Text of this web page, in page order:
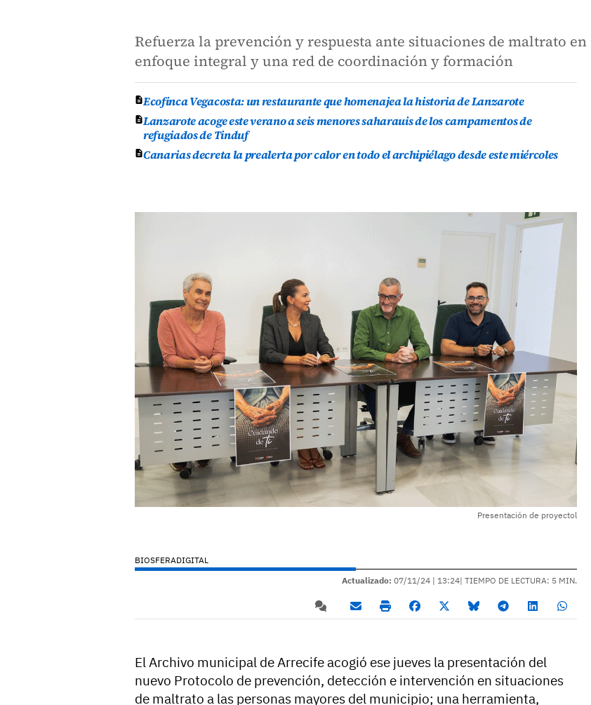
Refuerza la prevención y respuesta ante situaciones de maltrato
enfoque integral y una red de coordinación y formación
Ecofinca Vegacosta: un restaurante que homenajea la historia de Lanzarote
Lanzarote acoge este verano a seis menores saharauis de los campamentos de
refugiados de Tinduf
Canarias decreta la prealerta por calor en todo el archipiélago desde este miércoles
Presentación de proyectol
BIOSFERADIGITAL
Actualizado: 07/11/24 | 13:24| TIEMPO DE LECTURA: 5 MIN.
El Archivo municipal de Arrecife acogió ese jueves la presentación del
nuevo Protocolo de prevención, detección e intervención en situaciones
de maltrato a las personas mayores del municipio; una herramienta,